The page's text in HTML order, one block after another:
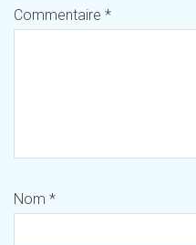
Commentaire *
Nom *